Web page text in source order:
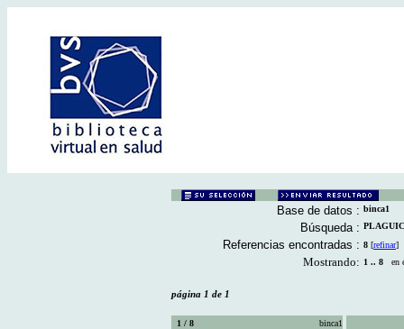
Base de datos : binca1
Búsqueda :
Referencias encontradas : 8 [refinar]
Mostrando: 1 .. 8 en
página 1 de 1
1 / 8
binca1